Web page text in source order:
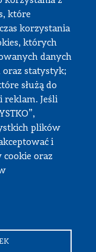
które
korzystania
których
danych
oraz statystyk;
służą do
reklam. Jeśli
plików
i
cookie oraz